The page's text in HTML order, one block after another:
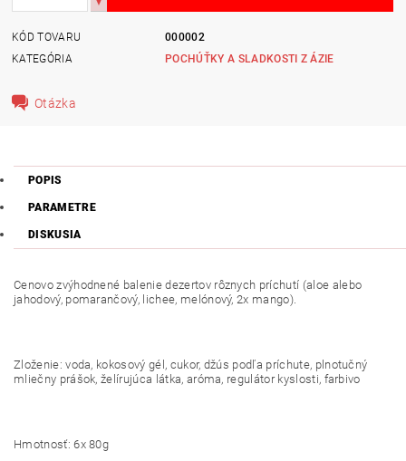
KÓD TOVARU
000002
KATEGÓRIA
POCHÚŤKY A SLADKOSTI Z ÁZIE
Otázka
POPIS
PARAMETRE
DISKUSIA
Cenovo zvýhodnené balenie dezertov rôznych príchutí (aloe alebo
jahodový, pomarančový, lichee, melónový, 2x mango).
Zloženie: voda, kokosový gél, cukor, džús podľa príchute, plnotučný
mliečny prášok, želírujúca látka, aróma, regulátor kyslosti, farbivo
Hmotnosť: 6x 80g